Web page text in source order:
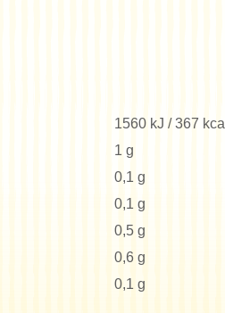
1560 kJ / 367 kcal
1 g
0,1 g
0,1 g
0,5 g
0,6 g
0,1 g